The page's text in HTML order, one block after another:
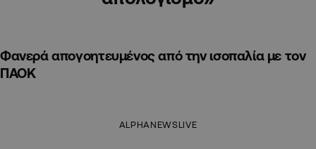
Φανερά απογοητευμένος από την ισοπαλία με τον
ΠΑΟΚ
ALPHANEWSLIVE